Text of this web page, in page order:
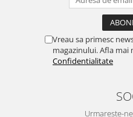
Vreau sa primesc
magazinului. Afla mai
Confidentialitate
Urmareste-